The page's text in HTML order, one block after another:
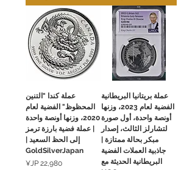
عملة بريتانيا البريطانية
الفضية لعام 2023، وزنها
أونصة واحدة، أول صورة
لتشارلز الثالث، إصدار
مبكر بحالة ممتازة |
جاذبية العملات الفضية
البريطانية الحديثة مع
عملة كندا "التنين
المحظوظ" الفضية لعام
2020، وزنها أونصة واحدة
| عملة فضية بارزة ترمز
إلى الحظ السعيد |
GoldSilverJapan
السعر